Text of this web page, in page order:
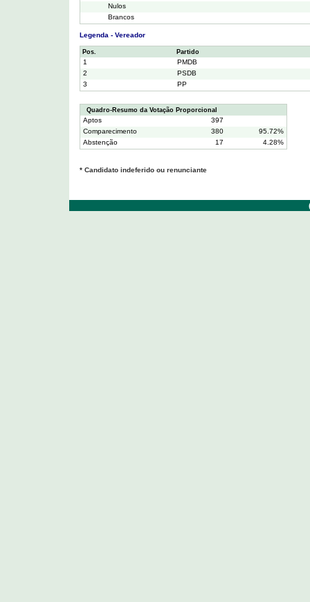
Nulos
Brancos
Legenda - Vereador
Pos. Partido
1
PMDB
2
PSDB
3
PP
Quadro-Resumo da Votação Proporcional
Aptos
397
Comparecimento
380
95.72%
Abstenção
17 4.28%
* Candidato indeferido ou renunciante